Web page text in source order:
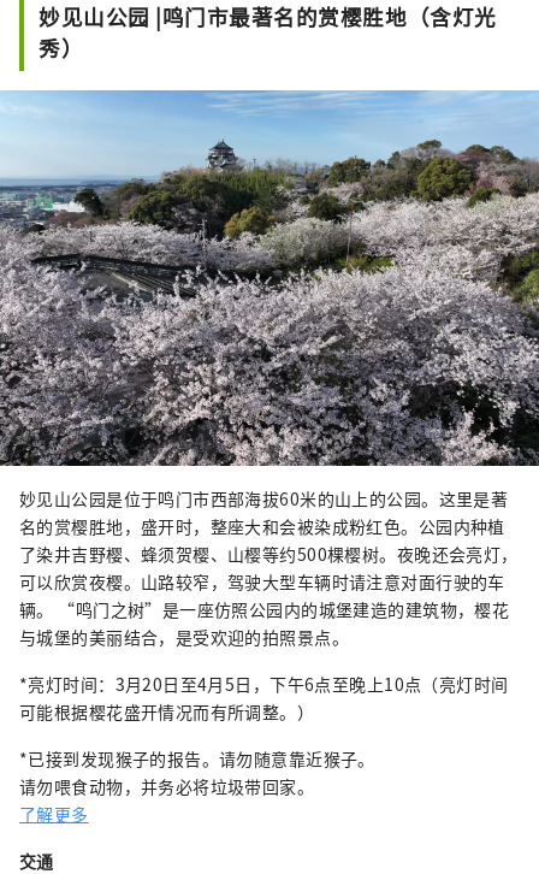
妙见山公园 |鸣门市最著名的赏樱胜地（含灯光
秀）
妙见山公园是位于鸣门市西部海拔60米的山上的公园。这里是著
名的赏樱胜地，盛开时，整座大和会被染成粉红色。公园内种植
了染井吉野樱、蜂须贺樱、山樱等约500棵樱树。夜晚还会亮灯，
可以欣赏夜樱。山路较窄，驾驶大型车辆时请注意对面行驶的车
辆。 “鸣门之树”是一座仿照公园内的城堡建造的建筑物，樱花
与城堡的美丽结合，是受欢迎的拍照景点。
*亮灯时间：3月20日至4月5日，下午6点至晚上10点（亮灯时间
可能根据樱花盛开情况而有所调整。）
*已接到发现猴子的报告。请勿随意靠近猴子。
请勿喂食动物，并务必将垃圾带回家。
了解更多
交通